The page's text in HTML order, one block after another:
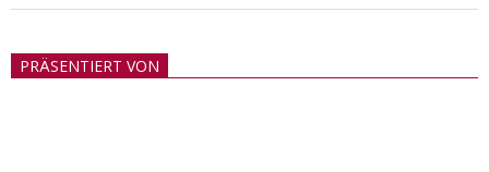
21PRÄSENTIERT VON